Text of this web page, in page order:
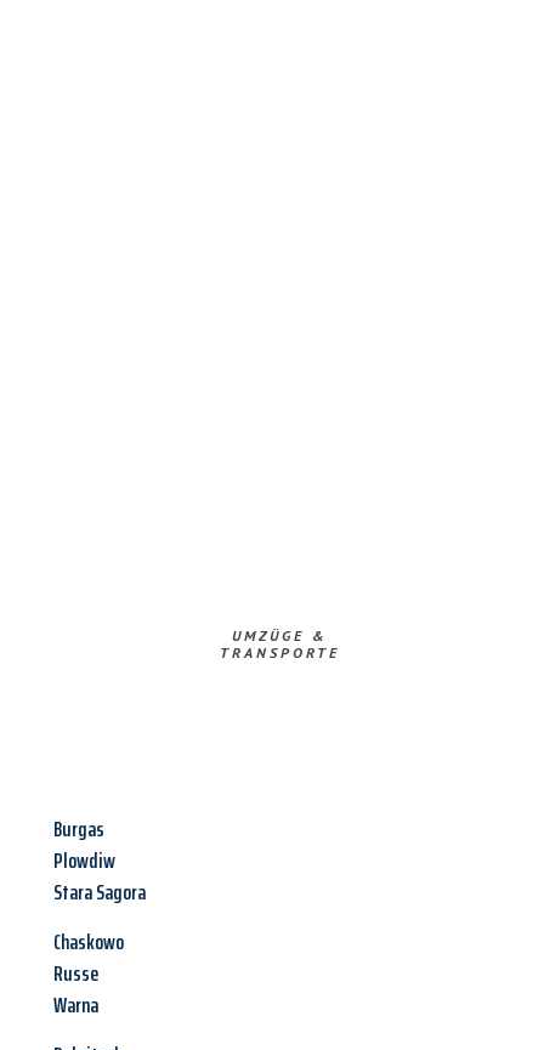
UMZÜGE &
TRANSPORTE
Burgas
Plowdiw
Stara Sagora
Chaskowo
Russe
Warna